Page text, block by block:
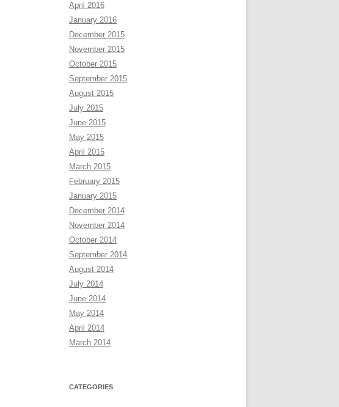
April 2016
January 2016
December 2015
November 2015
October 2015
September 2015
August 2015
July 2015
June 2015
May 2015
April 2015
March 2015
February 2015
January 2015
December 2014
November 2014
October 2014
September 2014
August 2014
July 2014
June 2014
May 2014
April 2014
March 2014
CATEGORIES